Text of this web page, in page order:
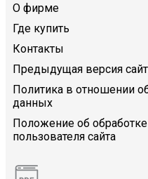
О фирме
Где купить
Контакты
Предыдущая версия
Политика в отношении
данных
Положение об
пользователя сайта